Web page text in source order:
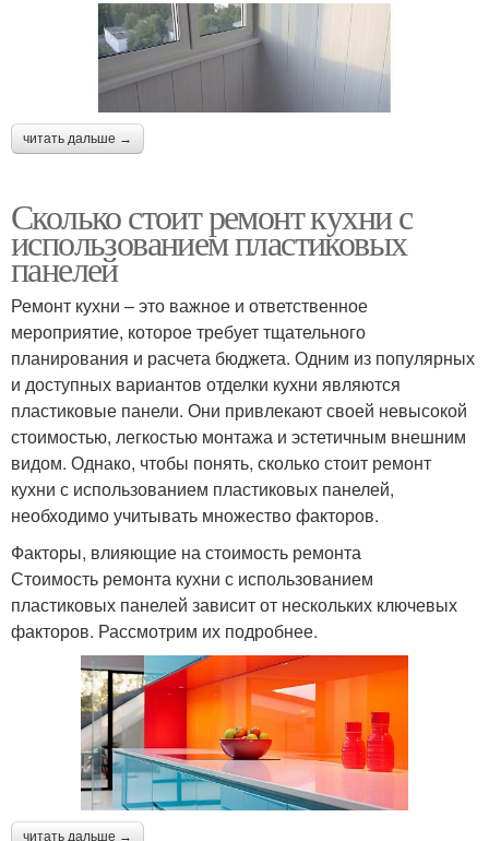
читать дальше →
Сколько стоит ремонт кухни с
использованием пластиковых
панелей
Ремонт кухни – это важное и ответственное
мероприятие, которое требует тщательного
планирования и расчета бюджета. Одним из популярных
и доступных вариантов отделки кухни являются
пластиковые панели. Они привлекают своей невысокой
стоимостью, легкостью монтажа и эстетичным внешним
видом. Однако, чтобы понять, сколько стоит ремонт
кухни с использованием пластиковых панелей,
необходимо учитывать множество факторов.
Факторы, влияющие на стоимость ремонта
Стоимость ремонта кухни с использованием
пластиковых панелей зависит от нескольких ключевых
факторов. Рассмотрим их подробнее.
читать дальше →